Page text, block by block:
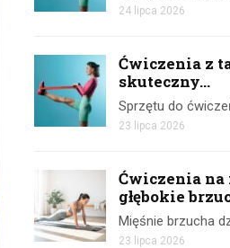
24 lipca 2026
Ćwiczenia z
skuteczny...
Sprzętu do
23 lipca 2026
Ćwiczenia na
głębokie
Mięśnie brzucha
23 lipca 2026